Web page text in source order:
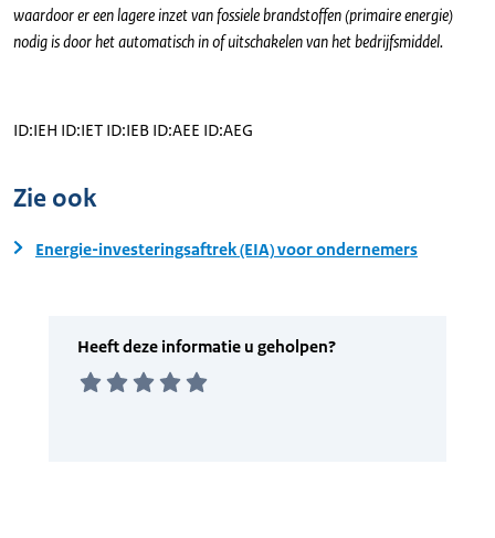
waardoor er een lagere inzet van fossiele brandstoffen (primaire energie)
nodig is door het automatisch in of uitschakelen van het bedrijfsmiddel.
ID:IEH ID:IET ID:IEB ID:AEE ID:AEG
Zie ook
Energie-investeringsaftrek (EIA) voor ondernemers